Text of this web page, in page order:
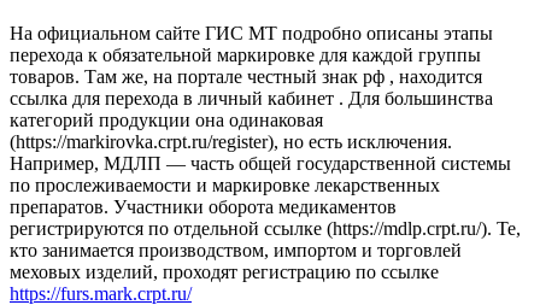
На официальном сайте ГИС МТ подробно описаны этапы
перехода к обязательной маркировке для каждой группы
товаров. Там же, на портале честный знак рф , находится
ссылка для перехода в личный кабинет . Для большинства
категорий продукции она одинаковая
(https://markirovka.crpt.ru/register), но есть исключения.
Например, МДЛП — часть общей государственной системы
по прослеживаемости и маркировке лекарственных
препаратов. Участники оборота медикаментов
регистрируются по отдельной ссылке (https://mdlp.crpt.ru/). Те,
кто занимается производством, импортом и торговлей
меховых изделий, проходят регистрацию по ссылке
https://furs.mark.crpt.ru/